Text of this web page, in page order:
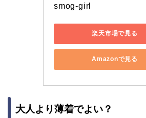
smog-girl
楽天市場で見る
Amazonで見る
大人より薄着でよい？